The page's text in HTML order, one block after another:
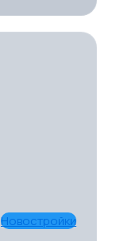
Новостройки